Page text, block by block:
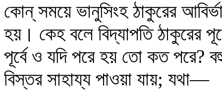
কোন্‌ সময়ে ভানুসিংহ ঠাকুরের
হয়। কেহ বলে বিদ্যাপতি ঠাকুরের
পূর্বে ও যদি পরে হয় তো কত পরে?
বিস্তর সাহায্য পাওয়া যায়; যথা—